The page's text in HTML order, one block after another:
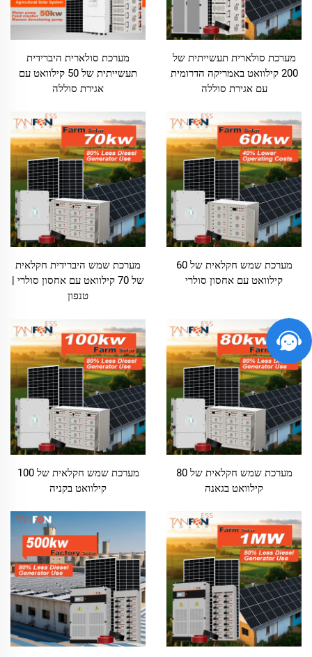
מערכת סולארית תעשייתית של
200 קילוואט באמריקה הדרומית
עם אגירת סוללה
מערכת סולארית היברידית
תעשייתית של 50 קילוואט עם
אגירת סוללה
מערכת שמש חקלאית של 60
קילוואט עם אחסון סולרי
מערכת שמש היברידית חקלאית
של 70 קילוואט עם אחסון סולרי |
טנפון
מערכת שמש חקלאית של 80
קילוואט בגאנה
מערכת שמש חקלאית של 100
קילוואט בקניה